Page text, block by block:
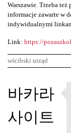
Warszawie. Trzeba
informacje zawarte w
indywidualnymi
Link: https://
wścibski urząd
K
o
m
바카라
사이트